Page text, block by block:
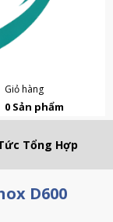
Giỏ hàng
0 Sản phẩm
Tổng Hợp
D600